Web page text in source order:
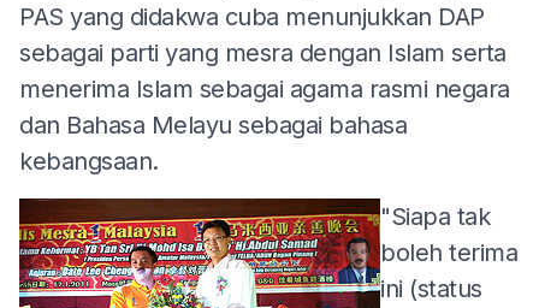
PAS yang didakwa cuba menunjukkan DAP
sebagai parti yang mesra dengan Islam serta
menerima Islam sebagai agama rasmi negara
dan Bahasa Melayu sebagai bahasa
kebangsaan.
"Siapa tak
boleh terima
ini (status